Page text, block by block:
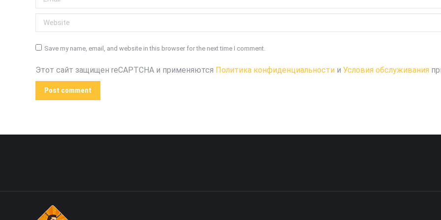
Website
Save my name, email, and website in this browser for the next time I comment.
Этот сайт защищен reCAPTCHA и применяются Политика конфиденциальности и Условия обслуживания
Post comment